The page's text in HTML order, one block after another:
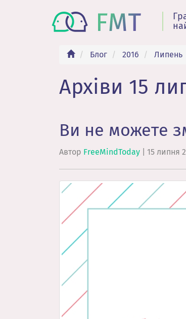
Блог 2016 Липень
Архіви 15
Ви не можете
Автор FreeMindToday 15 липня